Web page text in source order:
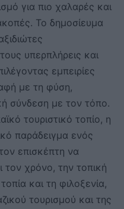
για πιο χαλαρές και
Το δημοσίευμα
υπερπλήρεις και
εμπειρίες
με τη φύση,
σύνδεση με τον τόπο.
τουριστικό τοπίο, η
παράδειγμα ενός
επισκέπτη να
τον χρόνο, την τοπική
και τη φιλοξενία,
τουρισμού και της